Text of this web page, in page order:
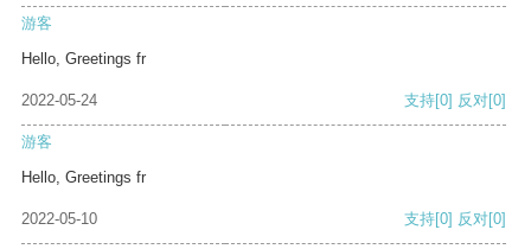
游客
Hello, Greetings fr
2022-05-24 支持[0] 反对[0]
游客
Hello, Greetings fr
2022-05-10 支持[0] 反对[0]